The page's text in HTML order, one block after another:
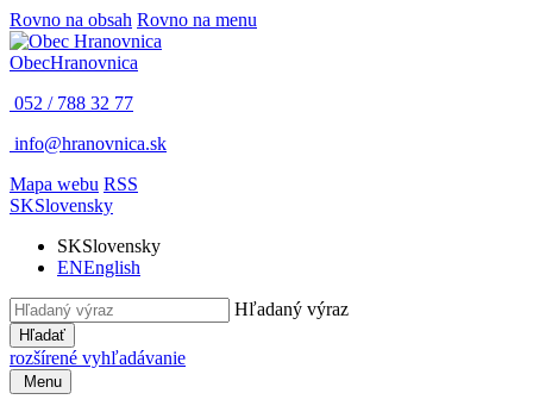
Rovno na obsah Rovno na menu
ObecHranovnica
052 / 788 32 77
info@hranovnica.sk
Mapa webu RSS
SKSlovensky
SKSlovensky
ENEnglish
Hľadaný výraz
Hľadať
rozšírené vyhľadávanie
Menu